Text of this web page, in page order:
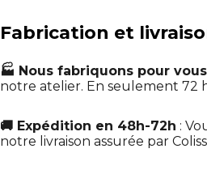
Fabrication et
🏭 Nous fabriquons pour vous
notre atelier. En seulement 72
🚚 Expédition en 48h-72h :
notre livraison assurée par